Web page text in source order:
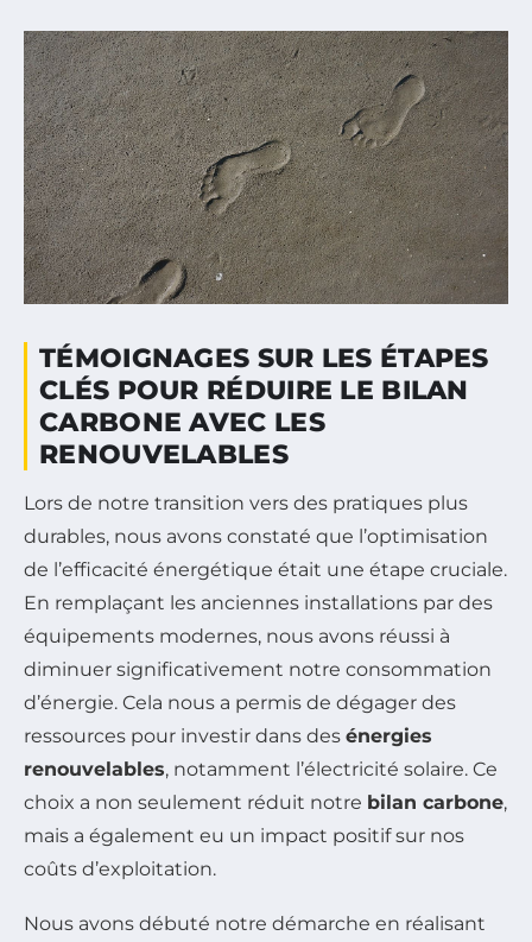
TÉMOIGNAGES SUR LES ÉTAPES
CLÉS POUR RÉDUIRE LE BILAN
CARBONE AVEC LES
RENOUVELABLES
Lors de notre transition vers des pratiques plus
durables, nous avons constaté que l’optimisation
de l’efficacité énergétique était une étape cruciale.
En remplaçant les anciennes installations par des
équipements modernes, nous avons réussi à
diminuer significativement notre consommation
d’énergie. Cela nous a permis de dégager des
ressources pour investir dans des énergies
renouvelables, notamment l’électricité solaire. Ce
choix a non seulement réduit notre bilan carbone,
mais a également eu un impact positif sur nos
coûts d’exploitation.
Nous avons débuté notre démarche en réalisant